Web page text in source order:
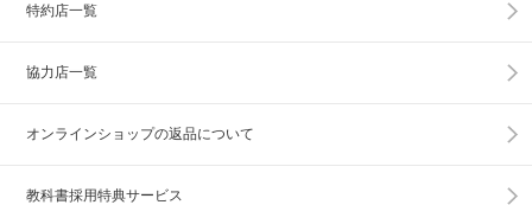
特約店一覧
協力店一覧
オンラインショップの返品について
教科書採用特典サービス